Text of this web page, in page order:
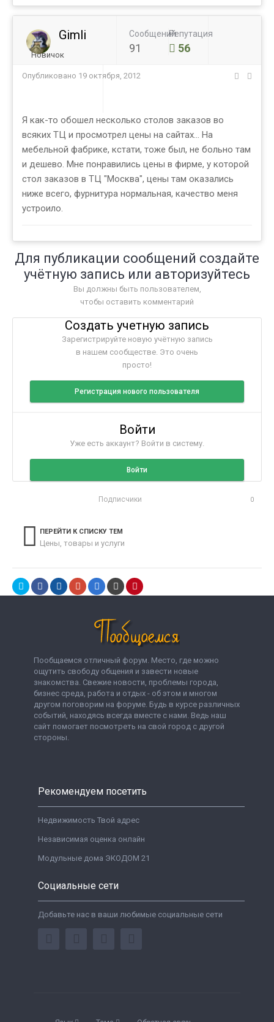
Gimli
Новичок
Сообщений
91
Репутация
56
Опубликовано 19 октября, 2012
Я как-то обошел несколько столов заказов во
всяких ТЦ и просмотрел цены на сайтах... На
мебельной фабрике, кстати, тоже был, не больно там
и дешево. Мне понравились цены в фирме, у которой
стол заказов в ТЦ "Москва", цены там оказались
ниже всего, фурнитура нормальная, качество меня
устроило.
Для публикации сообщений создайте
учётную запись или авторизуйтесь
Вы должны быть пользователем,
чтобы оставить комментарий
Создать учетную запись
Зарегистрируйте новую учётную запись
в нашем сообществе. Это очень
просто!
Регистрация нового пользователя
Войти
Уже есть аккаунт? Войти в систему.
Войти
Подписчики 0
ПЕРЕЙТИ К СПИСКУ ТЕМ
Цены, товары и услуги
Пообщаемся отличный форум. Место, где можно
ощутить свободу общения и завести новые
знакомства. Свежие новости, проблемы города,
бизнес среда, работа и отдых - об этом и многом
другом поговорим на форуме. Будь в курсе различных
событий, находясь всегда вместе с нами. Ведь наш
сайт помогает посмотреть на свой город с другой
стороны.
Рекомендуем посетить
Недвижимость Твой адрес
Независимая оценка онлайн
Модульные дома ЭКОДОМ 21
Социальные сети
Добавьте нас в ваши любимые социальные сети